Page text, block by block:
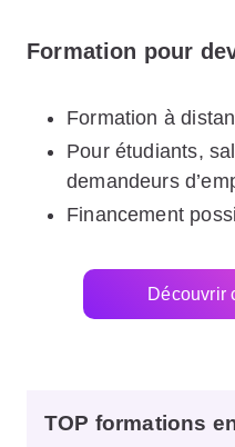
Formation pour
Formation à
Pour étudiants,
demandeurs
Financement
Découvrir
TOP formations